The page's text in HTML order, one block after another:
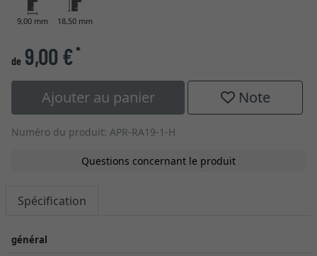
9,00 mm 18,50 mm
de 9,00 €*
Ajouter au panier Note
Numéro du produit: APR-RA19-1-H
Questions concernant le produit
Spécification
général